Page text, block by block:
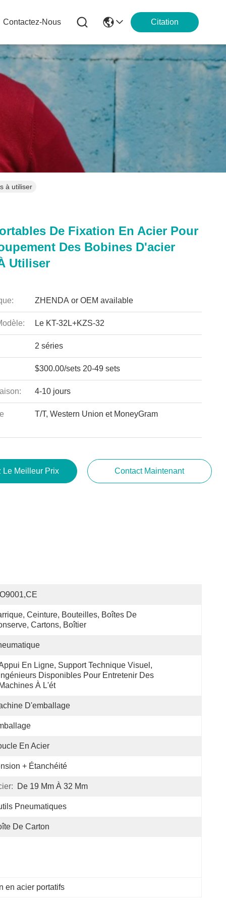
Contactez-Nous Citation
à utiliser
De Fixation En Acier Pour
Des Bobines D'acier
Utiliser
ZHENDA or OEM available
Le KT-32L+KZS-32
2 séries
$300.00/sets 20-49 sets
4-10 jours
T/T, Western Union et MoneyGram
Le Meilleur Prix Contact Maintenant
Ceinture, Bouteilles, Boîtes De
Cartons, Boîtier
En Ligne, Support Technique Visuel,
Disponibles Pour Entretenir Des
À L'ét
D'emballage
En Acier
+ Étanchéité
De 19 Mm À 32 Mm
Pneumatiques
De Carton
en acier portatifs